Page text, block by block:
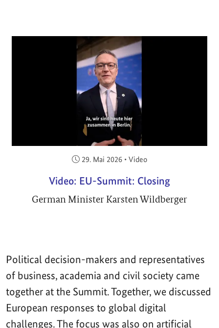
Veröffentlicht am:
29. Mai 2026 • Video
Video: EU-Summit: Closing
German Minister Karsten Wildberger
Political decision-makers and representatives
of business, academia and civil society came
together at the Summit. Together, we discussed
European responses to global digital
challenges. The focus was also on artificial